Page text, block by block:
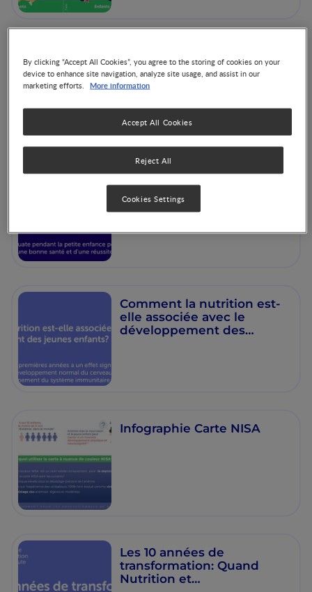
Ce que les jeunes enfants
devraient et ne devraient
pas manger
et Croissance du jeune
Comment la nutrition est-
elle associée avec le
développement des
Infographie Carte NISA
Les 10 années de
transformation: Quand
Nutrition et
By clicking “Accept All Cookies”, you agree to the storing of cookies on your
device to enhance site navigation, analyze site usage, and assist in our
marketing efforts.
More information
Reject All
Accept All Cookies
Cookies Settings